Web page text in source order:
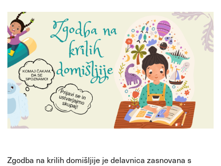
Zgodba na krilih domišljije je delavnica zasnovana s